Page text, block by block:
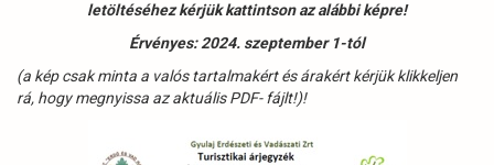
letöltéséhez kérjük kattintson az alábbi képre!
Érvényes: 2024. szeptember 1-tól
(a kép csak minta a valós tartalmakért és árakért kérjük klikkeljen
rá, hogy megnyissa az aktuális PDF- fájlt!)!